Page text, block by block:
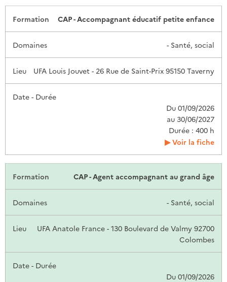
CAP - Accompagnant éducatif petite enfance
- Santé, social
UFA Louis Jouvet - 26 Rue de Saint-Prix 95150 Taverny
Du 01/09/2026
au 30/06/2027
Durée : 400 h
Voir la fiche
CAP - Agent accompagnant au grand âge
- Santé, social
UFA Anatole France - 130 Boulevard de Valmy 92700
Colombes
Du 01/09/2026